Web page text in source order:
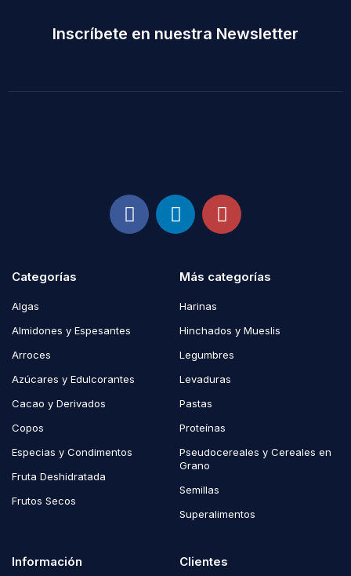
Inscríbete en nuestra Newsletter
Categorías
Algas
Almidones y Espesantes
Arroces
Azúcares y Edulcorantes
Cacao y Derivados
Copos
Especias y Condimentos
Fruta Deshidratada
Frutos Secos
Más categorías
Harinas
Hinchados y Mueslis
Legumbres
Levaduras
Pastas
Proteínas
Pseudocereales y Cereales en
Grano
Semillas
Superalimentos
Información Clientes